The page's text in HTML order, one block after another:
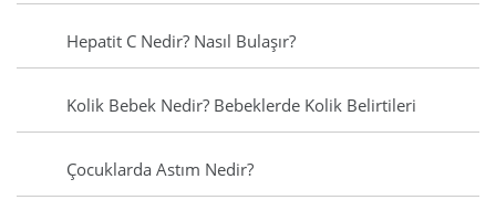
Hepatit C Nedir? Nasıl Bulaşır?
Kolik Bebek Nedir? Bebeklerde Kolik Belirtileri
Çocuklarda Astım Nedir?